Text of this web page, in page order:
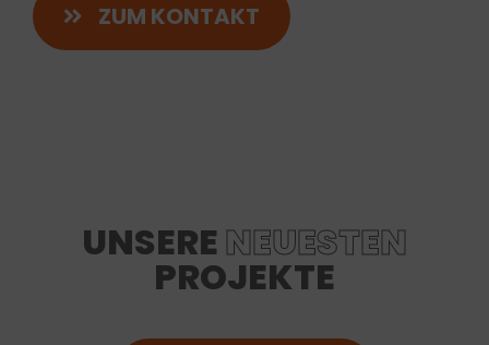
ZUM KONTAKT
UNSERE NEUESTEN
PROJEKTE